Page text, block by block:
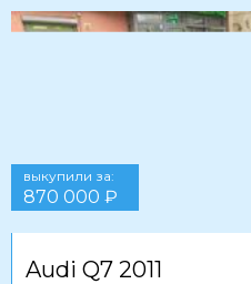
выкупили за:
870 000 ₽
Audi Q7 2011